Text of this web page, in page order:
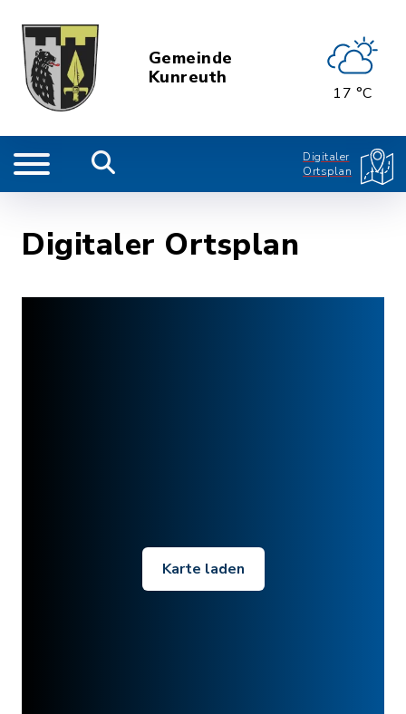
Gemeinde
Kunreuth
17 °C
Digitaler
Ortsplan
Digitaler Ortsplan
Karte laden